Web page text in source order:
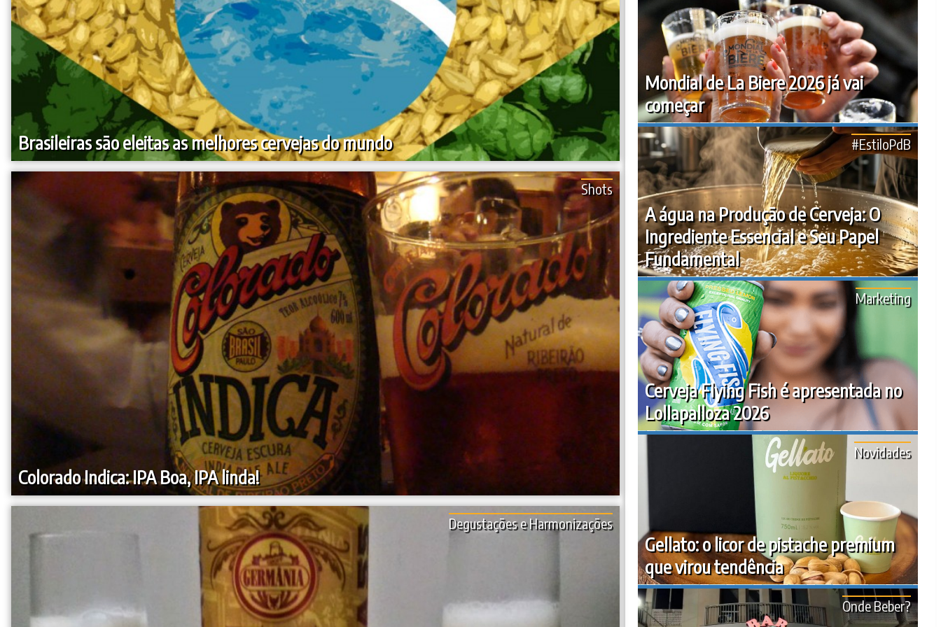
Brasileiras são eleitas as melhores cervejas do mundo
Colorado Indica: IPA Boa, IPA linda!
Shots
Degustações e Harmonizações
Mondial de La Biere 2026 já vai
começar
A água na Produção de Cerveja: O
Ingrediente Essencial e Seu Papel
Fundamental
#EstiloPdB
Cerveja Flying Fish é apresentada no
Lollapalloza 2026
Marketing
Gellato: o licor de pistache premium
que virou tendência
Novidades
Onde Beber?